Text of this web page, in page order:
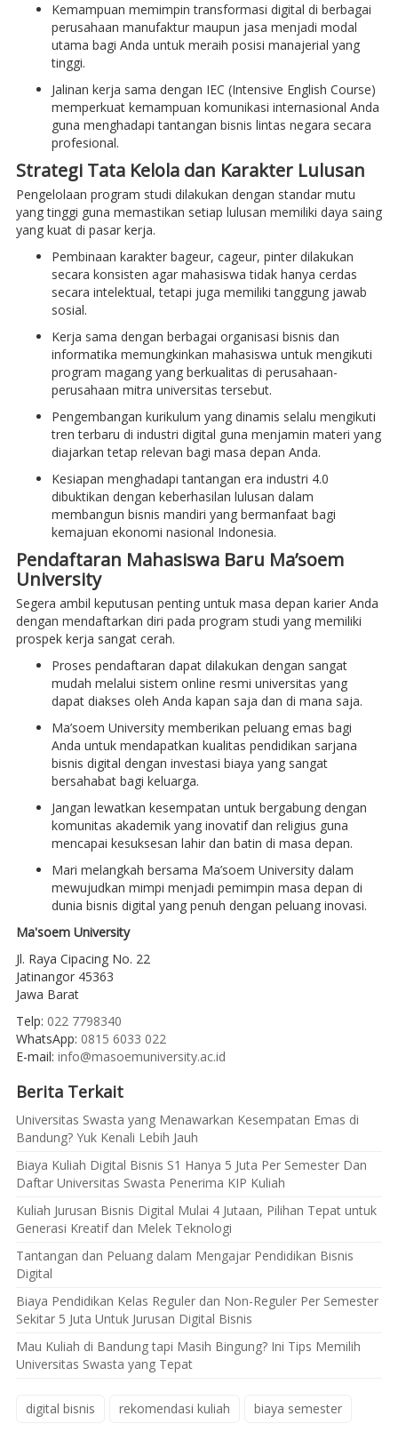
Kemampuan memimpin transformasi digital di berbagai
perusahaan manufaktur maupun jasa menjadi modal
utama bagi Anda untuk meraih posisi manajerial yang
tinggi.
Jalinan kerja sama dengan IEC (Intensive English Course)
memperkuat kemampuan komunikasi internasional Anda
guna menghadapi tantangan bisnis lintas negara secara
profesional.
Strategi Tata Kelola dan Karakter Lulusan
Pengelolaan program studi dilakukan dengan standar mutu
yang tinggi guna memastikan setiap lulusan memiliki daya saing
yang kuat di pasar kerja.
Pembinaan karakter bageur, cageur, pinter dilakukan
secara konsisten agar mahasiswa tidak hanya cerdas
secara intelektual, tetapi juga memiliki tanggung jawab
sosial.
Kerja sama dengan berbagai organisasi bisnis dan
informatika memungkinkan mahasiswa untuk mengikuti
program magang yang berkualitas di perusahaan-
perusahaan mitra universitas tersebut.
Pengembangan kurikulum yang dinamis selalu mengikuti
tren terbaru di industri digital guna menjamin materi yang
diajarkan tetap relevan bagi masa depan Anda.
Kesiapan menghadapi tantangan era industri 4.0
dibuktikan dengan keberhasilan lulusan dalam
membangun bisnis mandiri yang bermanfaat bagi
kemajuan ekonomi nasional Indonesia.
Pendaftaran Mahasiswa Baru Ma’soem
University
Segera ambil keputusan penting untuk masa depan karier Anda
dengan mendaftarkan diri pada program studi yang memiliki
prospek kerja sangat cerah.
Proses pendaftaran dapat dilakukan dengan sangat
mudah melalui sistem online resmi universitas yang
dapat diakses oleh Anda kapan saja dan di mana saja.
Ma’soem University memberikan peluang emas bagi
Anda untuk mendapatkan kualitas pendidikan sarjana
bisnis digital dengan investasi biaya yang sangat
bersahabat bagi keluarga.
Jangan lewatkan kesempatan untuk bergabung dengan
komunitas akademik yang inovatif dan religius guna
mencapai kesuksesan lahir dan batin di masa depan.
Mari melangkah bersama Ma’soem University dalam
mewujudkan mimpi menjadi pemimpin masa depan di
dunia bisnis digital yang penuh dengan peluang inovasi.
Ma'soem University
Jl. Raya Cipacing No. 22
Jatinangor 45363
Jawa Barat
Telp: 022 7798340
WhatsApp: 0815 6033 022
E-mail: info@masoemuniversity.ac.id
Berita Terkait
Universitas Swasta yang Menawarkan Kesempatan Emas di
Bandung? Yuk Kenali Lebih Jauh
Biaya Kuliah Digital Bisnis S1 Hanya 5 Juta Per Semester Dan
Daftar Universitas Swasta Penerima KIP Kuliah
Kuliah Jurusan Bisnis Digital Mulai 4 Jutaan, Pilihan Tepat untuk
Generasi Kreatif dan Melek Teknologi
Tantangan dan Peluang dalam Mengajar Pendidikan Bisnis
Digital
Biaya Pendidikan Kelas Reguler dan Non-Reguler Per Semester
Sekitar 5 Juta Untuk Jurusan Digital Bisnis
Mau Kuliah di Bandung tapi Masih Bingung? Ini Tips Memilih
Universitas Swasta yang Tepat
digital bisnis rekomendasi kuliah biaya semester